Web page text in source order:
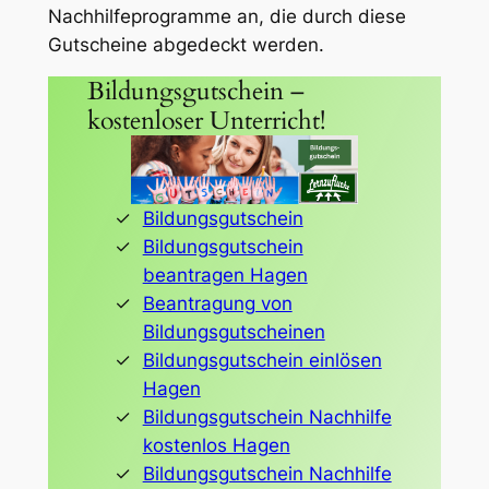
Nachhilfeprogramme an, die durch diese
Gutscheine abgedeckt werden.
Bildungsgutschein –
kostenloser Unterricht!
Bildungsgutschein
Bildungsgutschein
beantragen Hagen
Beantragung von
Bildungsgutscheinen
Bildungsgutschein einlösen
Hagen
Bildungsgutschein Nachhilfe
kostenlos Hagen
Bildungsgutschein Nachhilfe